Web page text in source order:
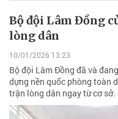
Bộ đội Lâm Đồng
lòng dân
10/01/2026 13:23
Bộ đội Lâm Đồng đã và
dựng nền quốc phòng toàn
trận lòng dân ngay từ cơ sở.